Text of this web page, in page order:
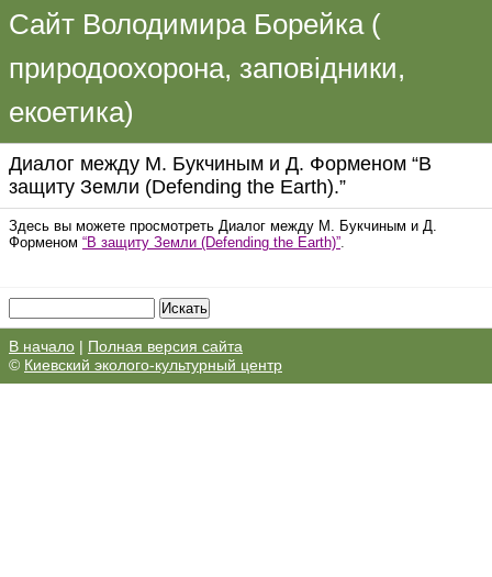
Сайт Володимира Борейка (
природоохорона, заповідники,
екоетика)
Диалог между М. Букчиным и Д. Форменом “В
защиту Земли (Defending the Earth).”
Здесь вы можете просмотреть Диалог между М. Букчиным и Д.
Форменом “В защиту Земли (Defending the Earth)”.
В начало | Полная версия сайта
© Киевский эколого-культурный центр